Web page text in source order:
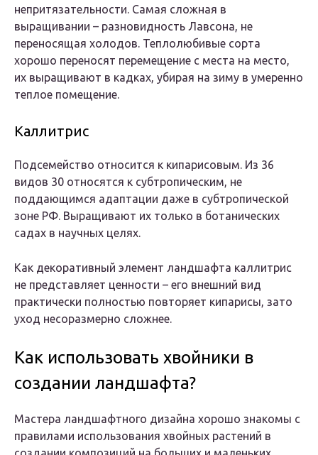
непритязательности. Самая сложная в
выращивании – разновидность Лавсона, не
переносящая холодов. Теплолюбивые сорта
хорошо переносят перемещение с места на место,
их выращивают в кадках, убирая на зиму в умеренно
теплое помещение.
Каллитрис
Подсемейство относится к кипарисовым. Из 36
видов 30 относятся к субтропическим, не
поддающимся адаптации даже в субтропической
зоне РФ. Выращивают их только в ботанических
садах в научных целях.
Как декоративный элемент ландшафта каллитрис
не представляет ценности – его внешний вид
практически полностью повторяет кипарисы, зато
уход несоразмерно сложнее.
Как использовать хвойники в
создании ландшафта?
Мастера ландшафтного дизайна хорошо знакомы с
правилами использования хвойных растений в